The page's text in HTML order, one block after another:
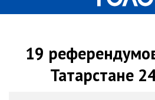
19
Татарстане